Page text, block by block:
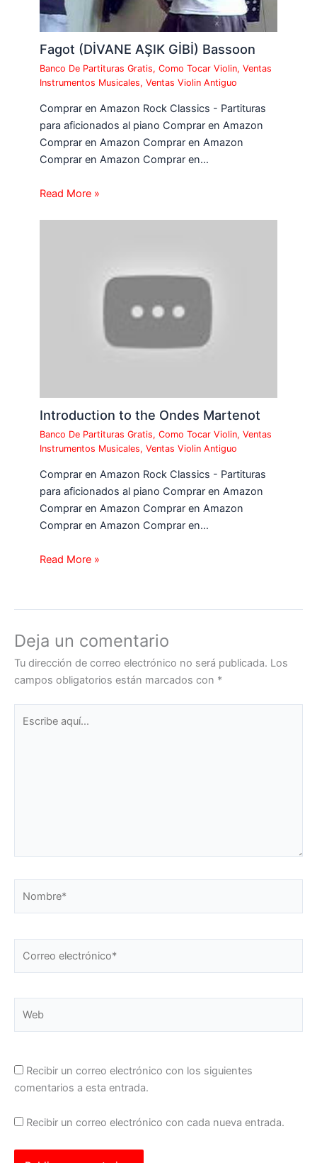
Fagot (DİVANE AŞIK GİBİ) Bassoon
Banco De Partituras Gratis,Como Tocar Violin,Ventas
Instrumentos Musicales,Ventas Violin Antiguo
Comprar en Amazon Rock Classics - Partituras
para aficionados al piano Comprar en Amazon
Comprar en Amazon Comprar en Amazon
Comprar en Amazon Comprar en…
Read More »
Introduction to the Ondes Martenot
Banco De Partituras Gratis,Como Tocar Violin,Ventas
Instrumentos Musicales,Ventas Violin Antiguo
Comprar en Amazon Rock Classics - Partituras
para aficionados al piano Comprar en Amazon
Comprar en Amazon Comprar en Amazon
Comprar en Amazon Comprar en…
Read More »
Deja un comentario
Tu dirección de correo electrónico no será publicada. Los
campos obligatorios están marcados con *
aquí...
electrónico*
Recibir un correo electrónico con los siguientes
comentarios a esta entrada.
Recibir un correo electrónico con cada nueva entrada.